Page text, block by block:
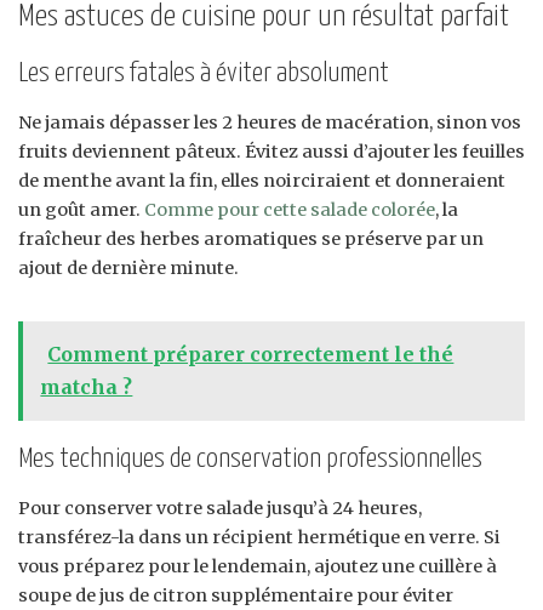
Mes astuces de cuisine pour un résultat parfait
Les erreurs fatales à éviter absolument
Ne jamais dépasser les 2 heures de macération, sinon vos
fruits deviennent pâteux. Évitez aussi d’ajouter les feuilles
de menthe avant la fin, elles noirciraient et donneraient
un goût amer. Comme pour cette salade colorée, la
fraîcheur des herbes aromatiques se préserve par un
ajout de dernière minute.
Comment préparer correctement le thé
matcha ?
Mes techniques de conservation professionnelles
Pour conserver votre salade jusqu’à 24 heures,
transférez-la dans un récipient hermétique en verre. Si
vous préparez pour le lendemain, ajoutez une cuillère à
soupe de jus de citron supplémentaire pour éviter